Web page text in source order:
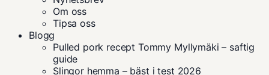
Om oss
Tipsa oss
Blogg
Pulled pork recept Tommy Myllymäki – saftig
guide
Slingor hemma – bäst i test 2026